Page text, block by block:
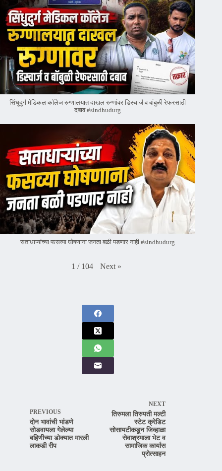
सिंधुदुर्ग मेडिकल कॉलेज रुग्णालयात दाखल रुग्णांवर डिस्चार्ज व बांबुळी रेफरसाठी
दबाव #sindhudurg
सताधाऱ्यांच्या फसव्या घोषणाना जनता बळी पडणार नाही #sindhudurg
1 / 104 Next »
PREVIOUS
दोन भावांची भांडणे
सोडवायला गेलेल्या
बहिणीच्या डोक्यात मारली
लाकडी रीप
NEXT
तिरुमला तिरुपती मल्टी
स्टेट क्रेडिट
सोसायटीकडून जिव्हाळा
सेवाश्रमाला भेट व
सामाजिक कार्यास
प्रोत्साहन